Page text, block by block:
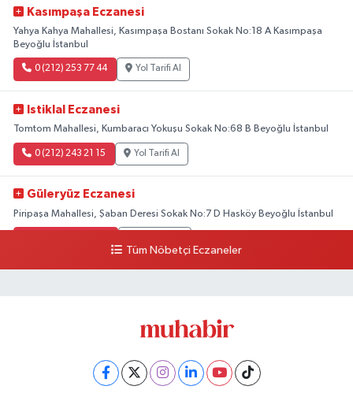
Kasımpaşa Eczanesi
Yahya Kahya Mahallesi, Kasımpaşa Bostanı Sokak No:18 A Kasımpaşa
Beyoğlu İstanbul
0 (212) 253 77 44 Yol Tarifi Al
Istiklal Eczanesi
Tomtom Mahallesi, Kumbaracı Yokuşu Sokak No:68 B Beyoğlu İstanbul
0 (212) 243 21 15 Yol Tarifi Al
Güleryüz Eczanesi
Piripaşa Mahallesi, Şaban Deresi Sokak No:7 D Hasköy Beyoğlu İstanbul
Tüm Nöbetçi Eczaneler